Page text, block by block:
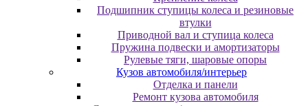
Подшипник ступицы колеса и резиновые
втулки
Приводной вал и ступица колеса
Пружина подвески и амортизаторы
Рулевые тяги, шаровые опоры
Кузов автомобиля/интерьер
Отделка и панели
Ремонт кузова автомобиля